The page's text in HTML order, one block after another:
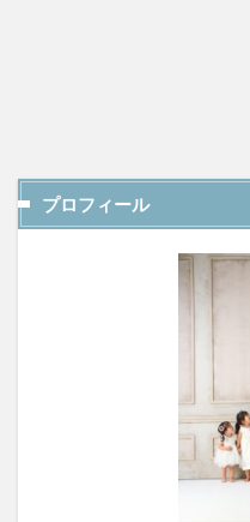
プロフィール